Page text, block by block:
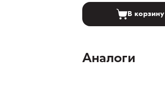
В корзину
Аналоги